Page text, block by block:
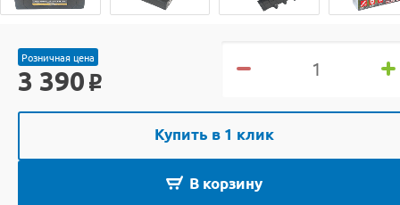
Розничная цена
3 390 o
Купить в 1 клик
В корзину